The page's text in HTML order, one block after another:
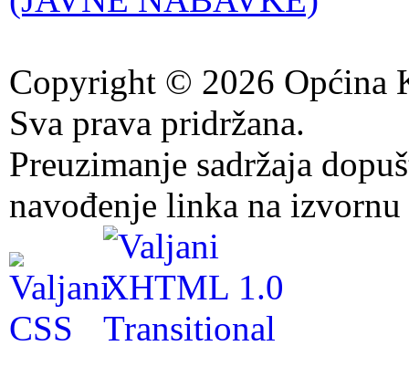
Copyright © 2026 Općina
Sva prava pridržana.
Preuzimanje sadržaja
navođenje linka na izvornu